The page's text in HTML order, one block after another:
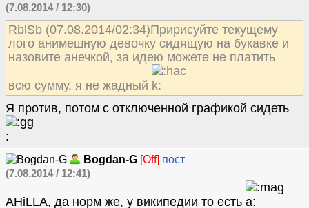
(7.08.2014 / 12:30)
RblSb (07.08.2014/02:34)Пририсуйте текущему
лого анимешную девочку сидящую на букавке и
назовите анечкой, за идею можете не платить
всю сумму, я не жадный
Я против, потом с отключенной графикой сидеть
Bogdan-G [Off] пост
(7.08.2014 / 12:41)
AHiLLA, да норм же, у википедии то есть